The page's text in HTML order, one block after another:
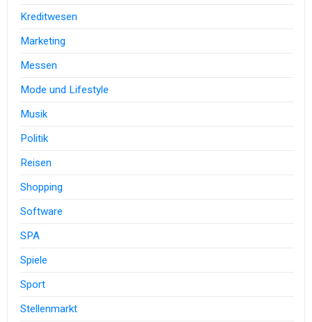
Kreditwesen
Marketing
Messen
Mode und Lifestyle
Musik
Politik
Reisen
Shopping
Software
SPA
Spiele
Sport
Stellenmarkt